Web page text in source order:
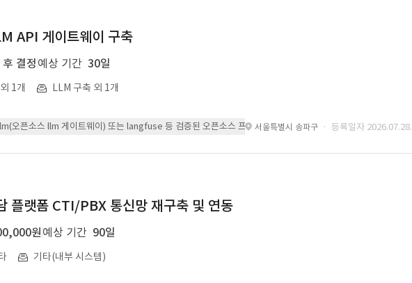
API 게이트웨이 구축
결정 예상 기간 30일
1개 LLM 구축 외 1개
오픈소스 llm 게이트웨이) 또는 langfuse 등 검증된 오픈소스 프레임워크를 기반으로 시스템을 구축
서울특별시 송파구 · 등록일자 2026.07.28.
플랫폼 CTI/PBX 통신망 재구축 및 연동
원 예상 기간 90일
기타(내부 시스템)